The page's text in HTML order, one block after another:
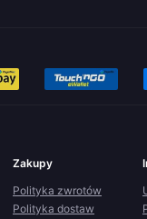
Zakupy
Polityka zwrotów
Polityka dostaw